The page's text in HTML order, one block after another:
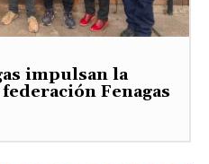
impulsan la
Fenagas